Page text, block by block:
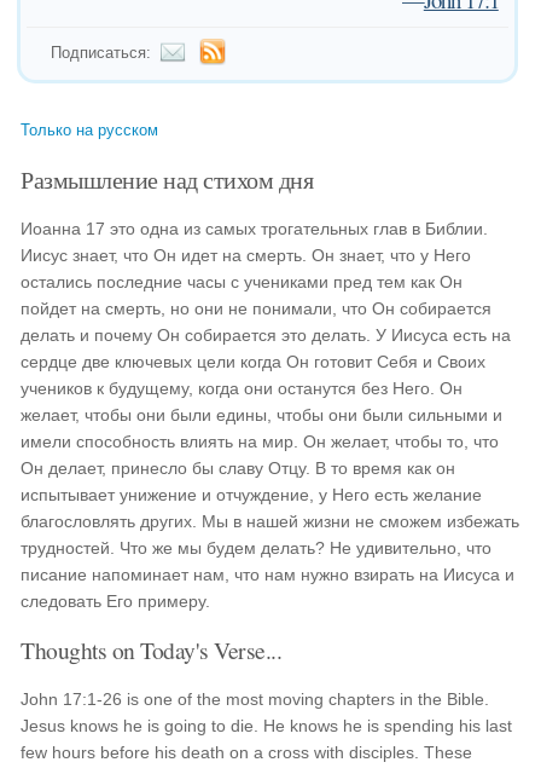
Подписаться:
Только на русском
Размышление над стихом дня
Иоанна 17 это одна из самых трогательных глав в Библии.
Иисус знает, что Он идет на смерть. Он знает, что у Него
остались последние часы с учениками пред тем как Он
пойдет на смерть, но они не понимали, что Он собирается
делать и почему Он собирается это делать. У Иисуса есть на
сердце две ключевых цели когда Он готовит Себя и Своих
учеников к будущему, когда они останутся без Него. Он
желает, чтобы они были едины, чтобы они были сильными и
имели способность влиять на мир. Он желает, чтобы то, что
Он делает, принесло бы славу Отцу. В то время как он
испытывает унижение и отчуждение, у Него есть желание
благословлять других. Мы в нашей жизни не сможем избежать
трудностей. Что же мы будем делать? Не удивительно, что
писание напоминает нам, что нам нужно взирать на Иисуса и
следовать Его примеру.
Thoughts on Today's Verse...
John 17:1-26 is one of the most moving chapters in the Bible.
Jesus knows he is going to die. He knows he is spending his last
few hours before his death on a cross with disciples. These